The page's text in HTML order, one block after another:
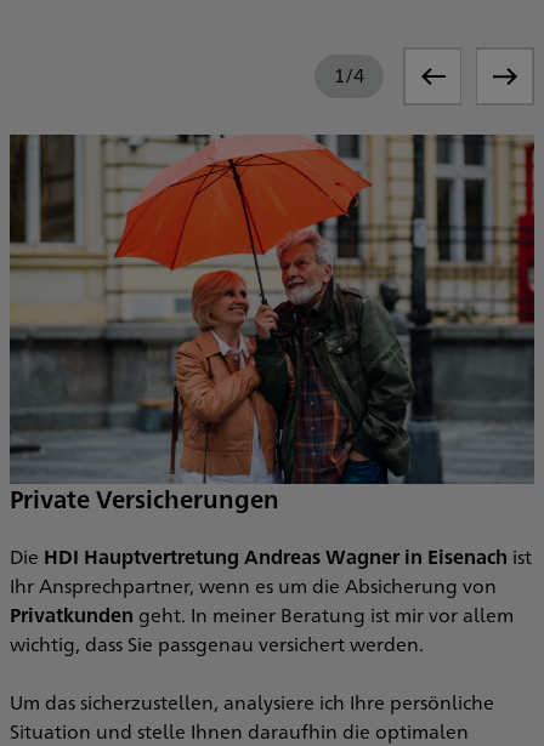
1/4
Private Versicherungen
Die HDI Hauptvertretung Andreas Wagner in Eisenach ist
Ihr Ansprechpartner, wenn es um die Absicherung von
Privatkunden geht. In meiner Beratung ist mir vor allem
wichtig, dass Sie passgenau versichert werden.
Um das sicherzustellen, analysiere ich Ihre persönliche
Situation und stelle Ihnen daraufhin die optimalen